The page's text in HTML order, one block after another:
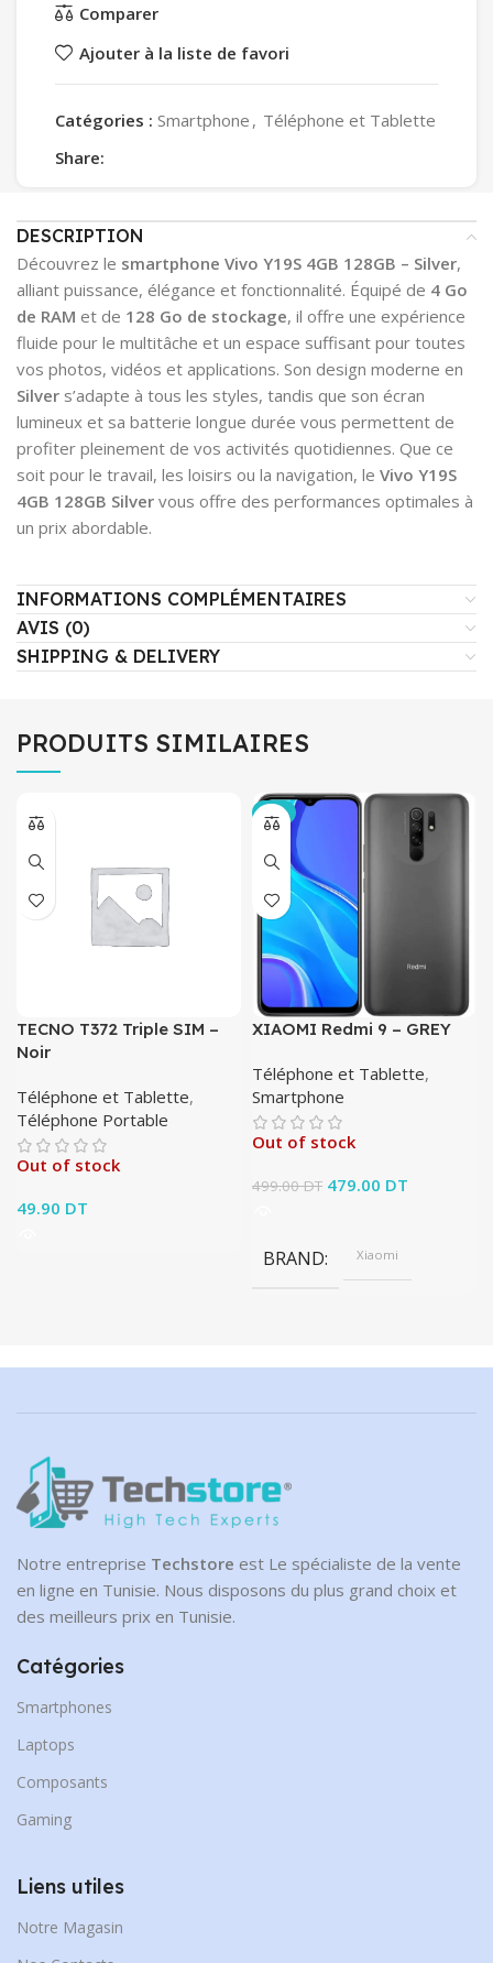
Comparer
Ajouter à la liste de favori
Catégories : Smartphone , Téléphone et Tablette
Share:
DESCRIPTION
Découvrez le smartphone Vivo Y19S 4GB 128GB – Silver,
alliant puissance, élégance et fonctionnalité. Équipé de 4 Go
de RAM et de 128 Go de stockage, il offre une expérience
fluide pour le multitâche et un espace suffisant pour toutes
vos photos, vidéos et applications. Son design moderne en
Silver s’adapte à tous les styles, tandis que son écran
lumineux et sa batterie longue durée vous permettent de
profiter pleinement de vos activités quotidiennes. Que ce
soit pour le travail, les loisirs ou la navigation, le Vivo Y19S
4GB 128GB Silver vous offre des performances optimales à
un prix abordable.
INFORMATIONS COMPLÉMENTAIRES
AVIS (0)
SHIPPING & DELIVERY
PRODUITS SIMILAIRES
TECNO T372 Triple SIM –
Noir
Téléphone et Tablette,
Téléphone Portable
Out of stock
49.90 DT
-4%
XIAOMI Redmi 9 – GREY
Téléphone et Tablette,
Smartphone
Out of stock
499.00DT Le prix initial était :
479.00 DT
BRAND Xiaomi
Notre entreprise Techstore est Le spécialiste de la vente
en ligne en Tunisie. Nous disposons du plus grand choix et
des meilleurs prix en Tunisie.
Catégories
Smartphones
Laptops
Composants
Gaming
Liens utiles
Notre Magasin